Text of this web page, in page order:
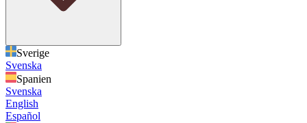
Sverige
Svenska
Spanien
Svenska
English
Español